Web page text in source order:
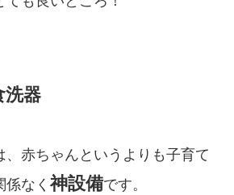
洗器
、赤ちゃんというよりも子育て
係なく神設備です。